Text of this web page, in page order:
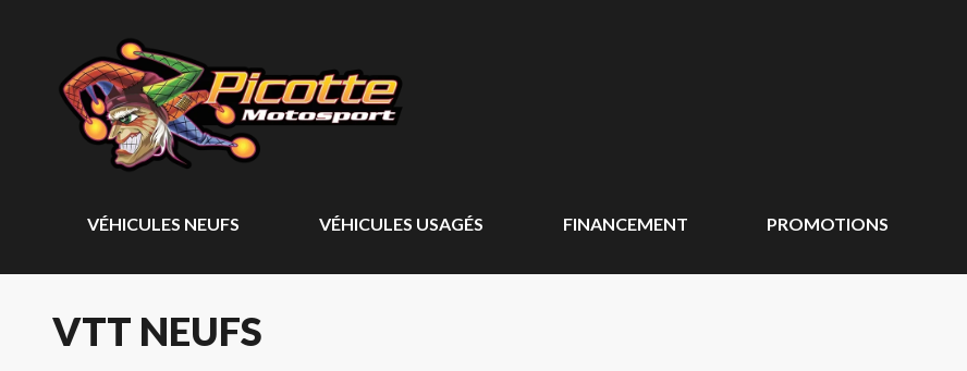
VÉHICULES NEUFS VÉHICULES USAGÉS FINANCEMENT PROMOTIONS
VTT NEUFS